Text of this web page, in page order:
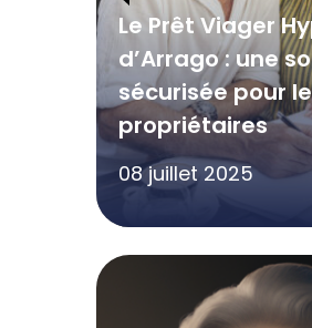
Le Prêt Viager
d’Arrago : une
sécurisée pour
propriétaires
08 juillet 2025